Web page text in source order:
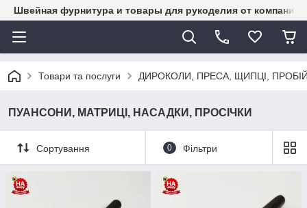
Швейная фурнитура и товары для рукоделия от
Товари та послуги ДИРОКОЛИ, ПРЕСА, ЩИПЦІ,
ПУАНСОНИ, МАТРИЦІ, НАСАДКИ, ПРОСІЧКИ
Сортування 0 Фільтри